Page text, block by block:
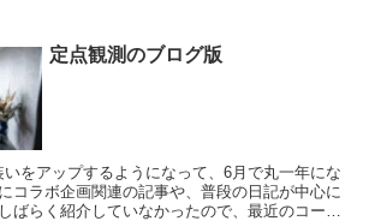
定点観測のブログ版
いをアップするようになって、6月で丸一年にな
コラボ企画関連の記事や、普段の日記が中心に
ばらく紹介していなかったので、最近のコーデ